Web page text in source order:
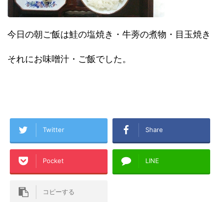
今日の朝ご飯は鮭の塩焼き・牛蒡の煮物・目玉焼き
それにお味噌汁・ご飯でした。
Twitter Share
Pocket LINE
コピーする